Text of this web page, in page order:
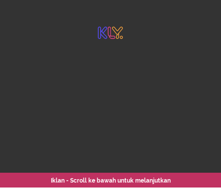
Iklan - Scroll ke bawah untuk melanjutkan